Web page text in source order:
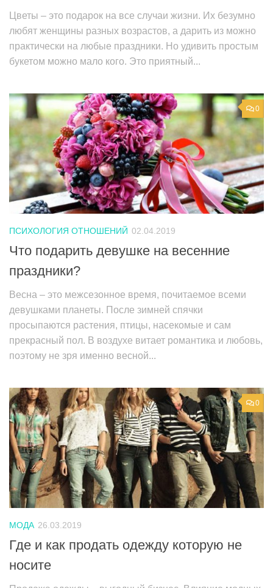
Цветы – это подарок на все случаи жизни. Их безумно
любят женщины разных возрастов, а дарить из можно
практически на любые праздники. Но удивить простым
букетом можно мало кого. Это приятный...
0
ПСИХОЛОГИЯ ОТНОШЕНИЙ 02.04.2019
Что подарить девушке на весенние
праздники?
Весна – это межсезонное время, почитаемое всеми
девушками планеты. После зимней спячки
просыпаются растения, птицы, насекомые и сам
прекрасный пол. В воздухе витает романтика и любовь,
поэтому не зря именно весной...
0
МОДА 26.03.2019
Где и как продать одежду которую не
носите